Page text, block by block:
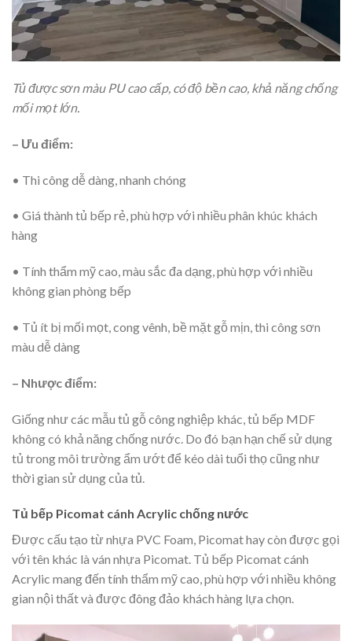
Tủ được sơn màu PU cao cấp, có độ bền cao, khả năng chống
mối mọt lớn.
– Ưu điểm:
• Thi công dễ dàng, nhanh chóng
• Giá thành tủ bếp rẻ, phù hợp với nhiều phân khúc khách
hàng
• Tính thẩm mỹ cao, màu sắc đa dạng, phù hợp với nhiều
không gian phòng bếp
• Tủ ít bị mối mọt, cong vênh, bề mặt gỗ mịn, thi công sơn
màu dễ dàng
– Nhược điểm:
Giống như các mẫu tủ gỗ công nghiệp khác, tủ bếp MDF
không có khả năng chống nước. Do đó bạn hạn chế sử dụng
tủ trong môi trường ẩm ướt để kéo dài tuổi thọ cũng như
thời gian sử dụng của tủ.
Tủ bếp Picomat cánh Acrylic chống nước
Được cấu tạo từ nhựa PVC Foam, Picomat hay còn được gọi
với tên khác là ván nhựa Picomat. Tủ bếp Picomat cánh
Acrylic mang đến tính thẩm mỹ cao, phù hợp với nhiều không
gian nội thất và được đông đảo khách hàng lựa chọn.